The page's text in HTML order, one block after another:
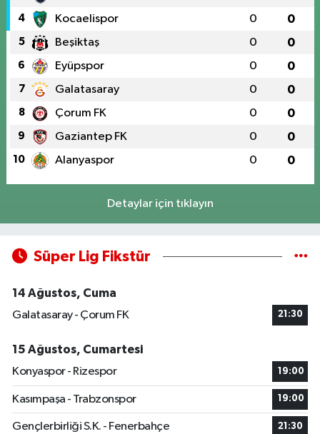
4 Kocaelispor 0 0
5 Beşiktaş 0 0
6 Eyüpspor 0 0
7 Galatasaray 0 0
8 Çorum FK 0 0
9 Gaziantep FK 0 0
10 Alanyaspor 0 0
Detaylar için tıklayın
Süper Lig Fikstür
14 Ağustos, Cuma
Galatasaray - Çorum FK
21:30
15 Ağustos, Cumartesi
Konyaspor - Rizespor
19:00
Kasımpaşa - Trabzonspor 19:00
Gençlerbirliği S.K. - Fenerbahçe 21:30